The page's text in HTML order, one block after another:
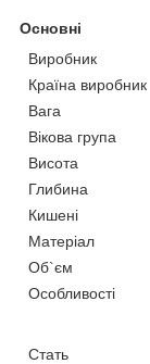
Основні
Виробник
Країна виробник
Вага
Вікова група
Висота
Глибина
Кишені
Матеріал
Об`єм
Особливості
Стать